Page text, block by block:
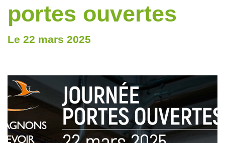
portes ouvertes
Le 22 mars 2025